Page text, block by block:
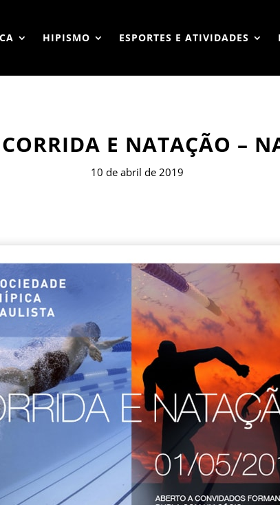
HIPISMO ESPORTES E ATIVIDADES
E NATAÇÃO –
10 de abril de 2019